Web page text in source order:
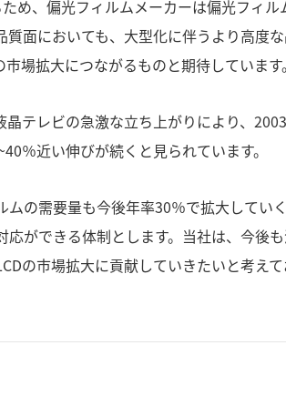
め、偏光フィルムメーカーは偏光フィ
面においても、大型化に伴うより高度
場拡大につながるものと期待しています。
テレビの急激な立ち上がりにより、
％近い伸びが続くと見られています。
の需要量も今後年率30％で拡大してい
ができる体制とします。当社は、今後
の市場拡大に貢献していきたいと考えて